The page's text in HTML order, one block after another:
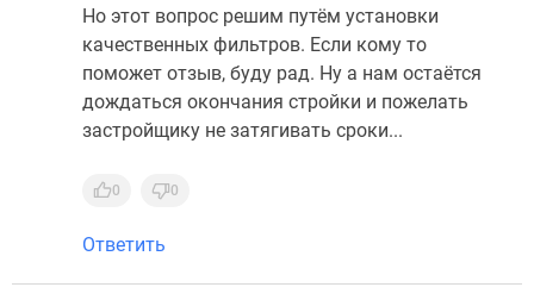
Но этот вопрос решим путём установки
качественных фильтров. Если кому то
поможет отзыв, буду рад. Ну а нам остаётся
дождаться окончания стройки и пожелать
застройщику не затягивать сроки...
0 0
Ответить